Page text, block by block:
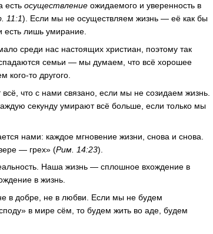
естьосуществление ожидаемого и уверенность в
11:1). Если мы не осуществляем жизнь — её как бы
есть лишь умирание.
среди нас настоящих христиан, поэтому так
семьи — мы думаем, что всё хорошее
то другого.
что с нами связано, если мы не созидаем жизнь.
секунду умирают всё больше, если только мы
нами: каждое мгновение жизни, снова и снова.
— грех» (Рим. 14:23).
Наша жизнь — сплошное вхождение в
в жизнь.
в добре, не в любви. Если мы не будем
в мире сём, то будем жить во аде, будем